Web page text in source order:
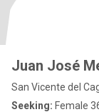
Juan José
San Vicente del
Seeking: Female